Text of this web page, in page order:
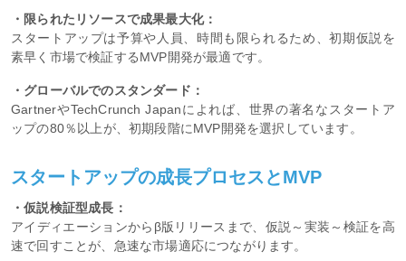
・限られたリソースで成果最大化：
スタートアップは予算や人員、時間も限られるため、初期仮説を
素早く市場で検証するMVP開発が最適です。
・グローバルでのスタンダード：
GartnerやTechCrunch Japanによれば、世界の著名なスタートア
ップの80％以上が、初期段階にMVP開発を選択しています。
スタートアップの成長プロセスとMVP
・仮説検証型成長：
アイディエーションからβ版リリースまで、仮説～実装～検証を高
速で回すことが、急速な市場適応につながります。